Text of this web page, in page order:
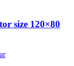
size 120×80